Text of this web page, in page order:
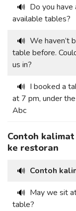
🔊 Do you have
available tables?
🔊 We haven’t
table before.
us in?
🔊 I booked a
at 7 pm, under
Abc
Contoh
ke restoran
🔊 Contoh
🔊 May we sit
table?